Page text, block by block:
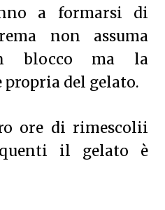
a formarsi di
non assuma
blocco ma la
propria del gelato.
ore di rimescolii
il gelato è